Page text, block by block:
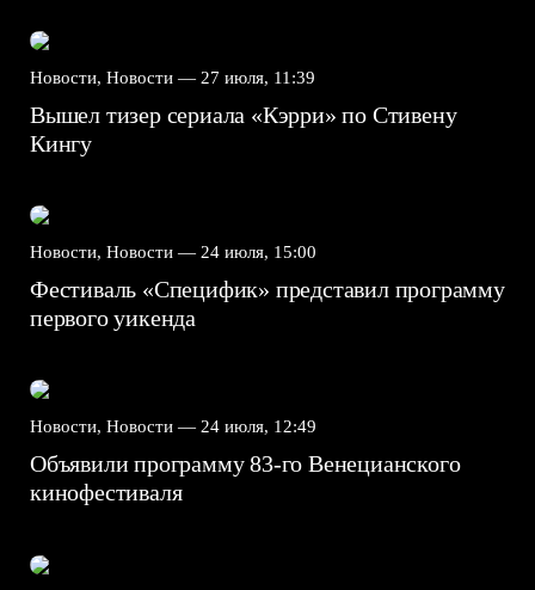
Новости, Новости — 27 июля, 11:39
Вышел тизер сериала «Кэрри» по Стивену
Кингу
Новости, Новости — 24 июля, 15:00
Фестиваль «Специфик» представил программу
первого уикенда
Новости, Новости — 24 июля, 12:49
Объявили программу 83-го Венецианского
кинофестиваля